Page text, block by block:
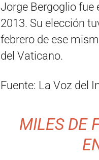
Jorge Bergoglio fue
2013. Su elección
febrero de ese
del Vaticano.
Fuente: La Voz del
MILES DE